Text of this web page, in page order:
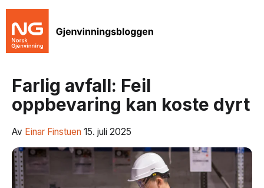
Farlig avfall: Feil
oppbevaring kan koste dyrt
Av Einar Finstuen 15. juli 2025